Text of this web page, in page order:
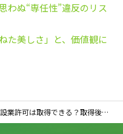
わぬ“専任性”違反のリス
た美しさ」と、価値観に
債務超過でも建設業許可は取得できる？取得後の注意点と財務改善のポイント